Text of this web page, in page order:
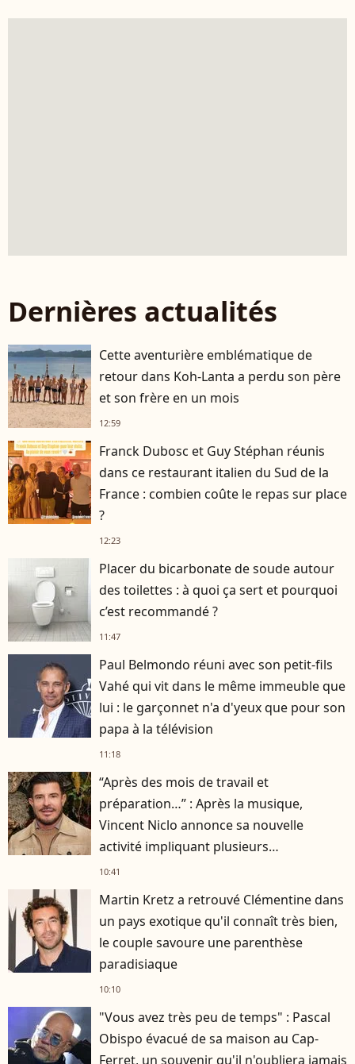
Dernières actualités
Cette aventurière emblématique de
retour dans Koh-Lanta a perdu son père
et son frère en un mois
12:59
Franck Dubosc et Guy Stéphan réunis
dans ce restaurant italien du Sud de la
France : combien coûte le repas sur place
?
12:23
Placer du bicarbonate de soude autour
des toilettes : à quoi ça sert et pourquoi
c’est recommandé ?
11:47
Paul Belmondo réuni avec son petit-fils
Vahé qui vit dans le même immeuble que
lui : le garçonnet n'a d'yeux que pour son
papa à la télévision
11:18
“Après des mois de travail et
préparation…” : Après la musique,
Vincent Niclo annonce sa nouvelle
activité impliquant plusieurs
personnalités
10:41
Martin Kretz a retrouvé Clémentine dans
un pays exotique qu'il connaît très bien,
le couple savoure une parenthèse
paradisiaque
10:10
"Vous avez très peu de temps" : Pascal
Obispo évacué de sa maison au Cap-
Ferret, un souvenir qu'il n'oubliera jamais